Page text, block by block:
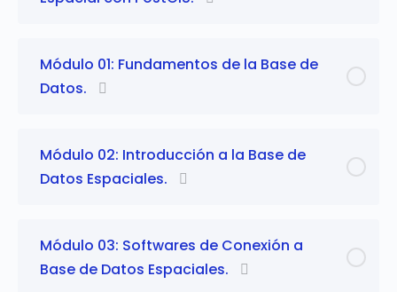
Módulo 01: Fundamentos de la Base de
Datos.
Módulo 02: Introducción a la Base de
Datos Espaciales.
Módulo 03: Softwares de Conexión a
Base de Datos Espaciales.